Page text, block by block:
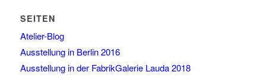
SEITEN
Atelier-Blog
Ausstellung in Berlin 2016
Ausstellung in der FabrikGalerie Lauda 2018